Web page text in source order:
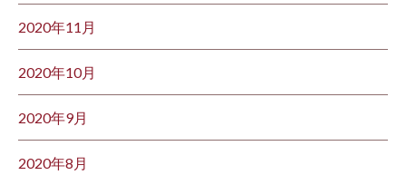
2020年11月
2020年10月
2020年9月
2020年8月